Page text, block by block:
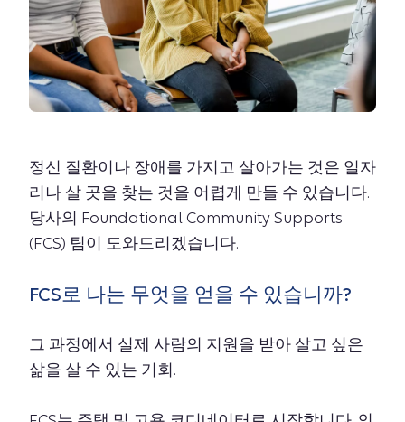
정신 질환이나 장애를 가지고 살아가는 것은 일자
리나 살 곳을 찾는 것을 어렵게 만들 수 있습니다.
당사의 Foundational Community Supports
(FCS) 팀이 도와드리겠습니다.
FCS로 나는 무엇을 얻을 수 있습니까?
그 과정에서 실제 사람의 지원을 받아 살고 싶은
삶을 살 수 있는 기회.